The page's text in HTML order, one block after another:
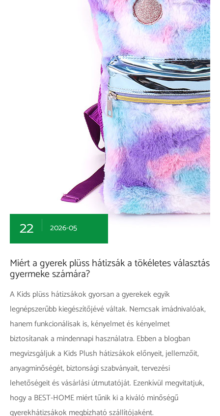
22 2026-05
Miért a gyerek plüss hátizsák a tökéletes választás
gyermeke számára?
A Kids plüss hátizsákok gyorsan a gyerekek egyik
legnépszerűbb kiegészítőjévé váltak. Nemcsak imádnivalóak,
hanem funkcionálisak is, kényelmet és kényelmet
biztosítanak a mindennapi használatra. Ebben a blogban
megvizsgáljuk a Kids Plush hátizsákok előnyeit, jellemzőit,
anyagminőségét, biztonsági szabványait, tervezési
lehetőségeit és vásárlási útmutatóját. Ezenkívül megvitatjuk,
hogy a BEST-HOME miért tűnik ki a kiváló minőségű
gyerekhátizsákok megbízható szállítójaként.